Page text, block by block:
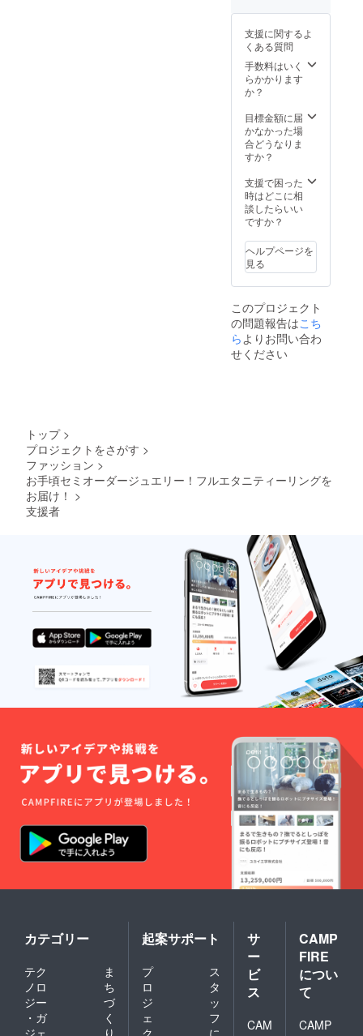
SI up ・
カッ
ト
GOOD
になり
ます。
の鑑定
書はつ
きませ
別書の
作成は
可能で
す。 ご
方は商
品購入
時のオ
プショ
選びく
ださ
い。 ＊
製品鑑
かを鑑
レード
などを
示すも
のでは
ないの
でご注
意くだ
さい。
GOOD
になり
ます。
ダイヤ
モンド
の鑑定
んが、
製品鑑
別書の
す。 ご
希望の
方は商
品購入
プショ
ンでお
選びく
ださ
製品鑑
別所と
は科学
的検査
によ
す。 グ
のでは
ないの
でご注
意くだ
さい。
るダイ
ドは
トータ
ル
0.20ctU
P ・使
ズ
1.0mm-
1.1mm
・カ
H up ・
クラリ
ティ―
SI up ・
ト
GOOD
になり
ます。
モンド
の鑑定
書はつ
きませ
んが、
時のオ
プショ
い。 ＊
製品鑑
別所と
は科学
的検査
によ
り、そ
の製品
の宝石
が本物
か偽物
かを鑑
別する
もので
レード
などを
示すも
のでは
ないの
でご注
意くだ
さい。
支援に関するよ
くある質問
手数料はいく
らかかります
か？
目標金額に届
かなかった場
合どうなりま
すか？
支援で困った
時はどこに相
談したらいい
ですか？
ヘルプページを
見る
このプロジェクト
の問題報告はこち
らよりお問い合わ
せください
トップ >
プロジェクトをさがす >
ファッション >
お手頃セミオーダージュエリー！フルエタニティーリングを
お届け！ >
支援者
カテゴリー
テク
ノロ
ジー
・ガ
ま
ち
づ
く
起案サポート
プ
ロ
ジ
ェ
ス
タ
ッ
フ
サ
ー
ビ
ス
CAM
CAMP
FIRE
につい
て
CAMP